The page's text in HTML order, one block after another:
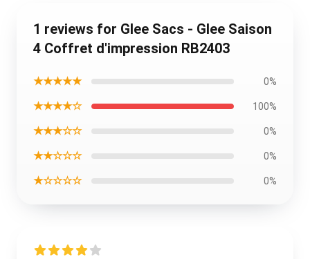
1 reviews for Glee Sacs - Glee Saison
4 Coffret d'impression RB2403
★★★★★ 0%
★★★★☆ 100%
★★★☆☆ 0%
★★☆☆☆ 0%
★☆☆☆☆ 0%